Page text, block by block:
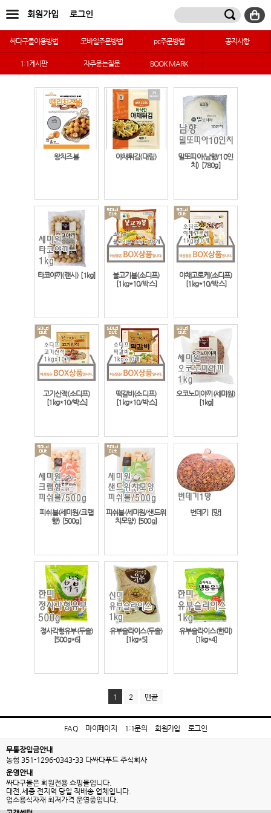
회원가입 로그인
싸다구몰이용방법 모바일주문방법 pc주문방법 공지사항
1:1게시판 자주묻는질문 BOOK MARK
왕치즈볼 야채튀김(대림)
밀또띠아(남향/10인
치) [780g]
타코야끼(랜시) [1kg]
불고기볼(소디프)
[1kg*10/박스]
야채고로케(소디프)
[1kg*10/박스]
고기산적(소디프)
[1kg*10/박스]
떡갈비(소디프)
[1kg*10/박스]
오코노미야끼(세미원)
[1kg]
피쉬볼(세미원/크랩
향) [500g]
피쉬볼(세미원/샌드위
치모양) [500g]
번데기 [망]
정사각형유부(두솔)
[500g*6]
유부슬라이스(두솔)
[1kg*5]
유부슬라이스(한미)
[1kg*4]
1 2 맨끝
FAQ 마이페이지 1:1문의 회원가입 로그인
무통장입금안내
농협 351-1296-0343-33 다싸다푸드 주식회사
운영안내
싸다구몰은 회원전용 쇼핑몰입니다.
대전,세종 전지역 당일 직배송 업체입니다.
업소용식자재 최저가격 운영중입니다.